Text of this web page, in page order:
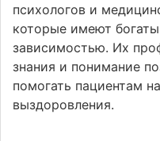
психологов и
которые имеют
зависимостью. Их
знания и понимание
помогать пациентам
выздоровления.